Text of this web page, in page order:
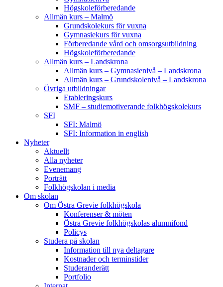
Högskoleförberedande
Allmän kurs – Malmö
Grundskolekurs för vuxna
Gymnasiekurs för vuxna
Förberedande vård och omsorgsutbildning
Högskoleförberedande
Allmän kurs – Landskrona
Allmän kurs – Gymnasienivå – Landskrona
Allmän kurs – Grundskolenivå – Landskrona
Övriga utbildningar
Etableringskurs
SMF – studiemotiverande folkhögskolekurs
SFI
SFI: Malmö
SFI: Information in english
Nyheter
Aktuellt
Alla nyheter
Evenemang
Porträtt
Folkhögskolan i media
Om skolan
Om Östra Grevie folkhögskola
Konferenser & möten
Östra Grevie folkhögskolas alumnifond
Policys
Studera på skolan
Information till nya deltagare
Kostnader och terminstider
Studeranderätt
Portfolio